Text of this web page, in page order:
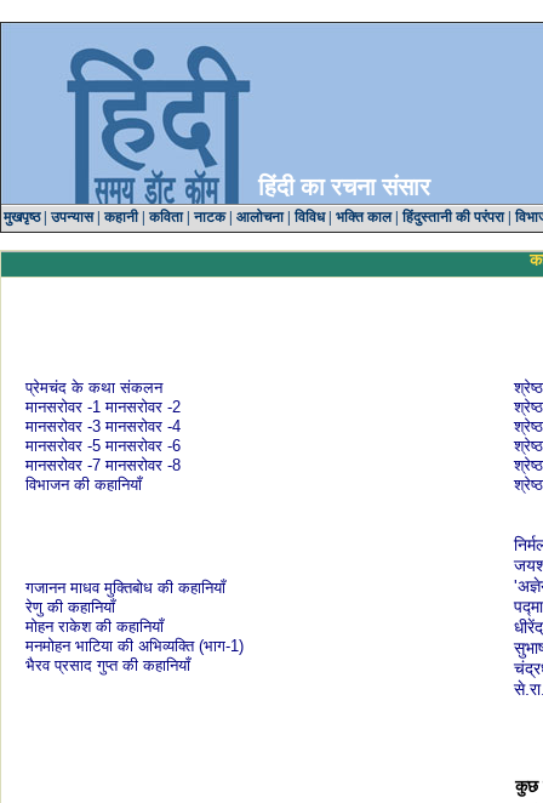
हिंदी का रचना संसार
मुखपृष्ठ| उपन्यास| कहानी| कविता| नाटक| आलोचना| विविध| भक्ति काल| हिंदुस्तानी की परंपरा|
प्रेमचंद के कथा संकलन
मानसरोवर -1मानसरोवर -2
मानसरोवर -3मानसरोवर -4
मानसरोवर -5 मानसरोवर -6
मानसरोवर -7 मानसरोवर -8
विभाजन की कहानियाँ
गजानन माधव मुक्तिबोध की कहानियाँ
रेणु की कहानियाँ
मोहन राकेश की कहानियाँ
मनमोहन भाटिया की अभिव्यक्ति (भाग-1)
भैरव प्रसाद गुप्त की कहानियाँ
कुछ